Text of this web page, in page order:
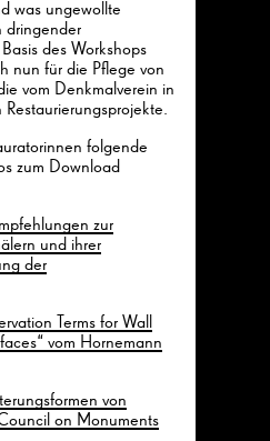
was ungewollte
dringender
des Workshops
nun für die Pflege von
vom Denkmalverein in
folgende
zum Download
zur
und ihrer
der
Terms for Wall
vom Hornemann
von
on Monuments